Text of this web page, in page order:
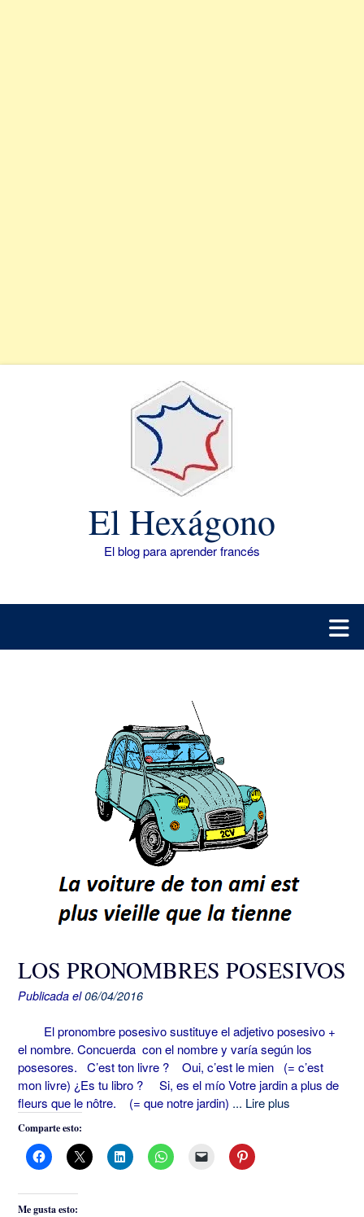
El Hexágono
El blog para aprender francés
LOS PRONOMBRES POSESIVOS
Publicada el06/04/2016
El pronombre posesivo sustituye el adjetivo posesivo +
el nombre. Concuerda con el nombre y varía según los
posesores. C’est ton livre ? Oui, c’est le mien (= c’est
mon livre) ¿Es tu libro ? Si, es el mío Votre jardin a plus de
fleurs que le nôtre. (= que notre jardin) ... Lire plus
Comparte esto:
Me gusta esto: